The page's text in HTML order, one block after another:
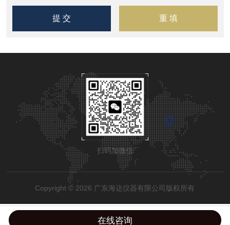
扫码加微信
Copyright © 2026 广东海达仪器有限公司版权所有
粤公网安备44190002002798号
在线咨询